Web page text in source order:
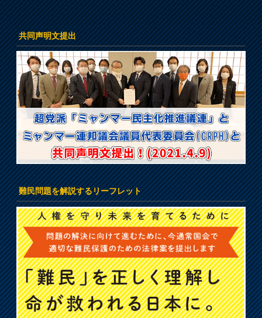
共同声明文提出
難民問題を解説するリーフレット